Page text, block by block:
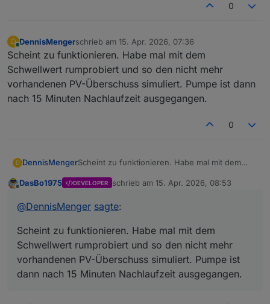
0
D
Online
DennisMengerschrieb am 15. Apr. 2026, 07:36
zuletzt editiert von
Scheint zu funktionieren. Habe mal mit dem
Schwellwert rumprobiert und so den nicht mehr
vorhandenen PV-Überschuss simuliert. Pumpe ist dann
nach 15 Minuten Nachlaufzeit ausgegangen.
0
D DennisMengerScheint zu funktionieren. Habe mal mit dem
vorhandenen PV-Überschuss simuliert. Pumpe
ausgegangen.
DasBo1975 DEVELOPER schrieb am 15. Apr. 2026, 08:53
zuletzt editiert von
@DennisMenger sagte:
Scheint zu funktionieren. Habe mal mit dem
Schwellwert rumprobiert und so den nicht mehr
vorhandenen PV-Überschuss simuliert. Pumpe ist
dann nach 15 Minuten Nachlaufzeit ausgegangen.